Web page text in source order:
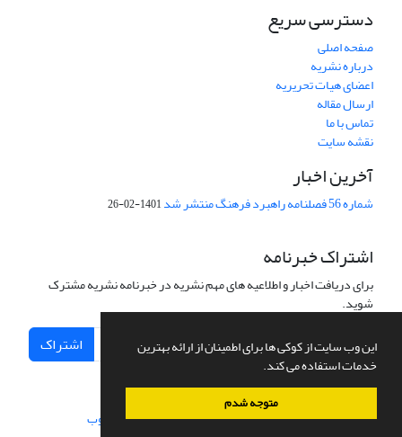
این وب سایت از کوکی ها برای اطمینان از ارائه بهترین
خدمات استفاده می کند.
متوجه شدم
دسترسی سریع
صفحه اصلی
درباره نشریه
اعضای هیات تحریریه
ارسال مقاله
تماس با ما
نقشه سایت
آخرین اخبار
شماره 56 فصلنامه راهبرد فرهنگ منتشر شد 1401-02-26
اشتراک خبرنامه
برای دریافت اخبار و اطلاعیه های مهم نشریه در خبرنامه نشریه مشترک
شوید.
اشتراک
سامانه مدیریت نشریات علمی.طراحی و پیاده سازی از سیناوب